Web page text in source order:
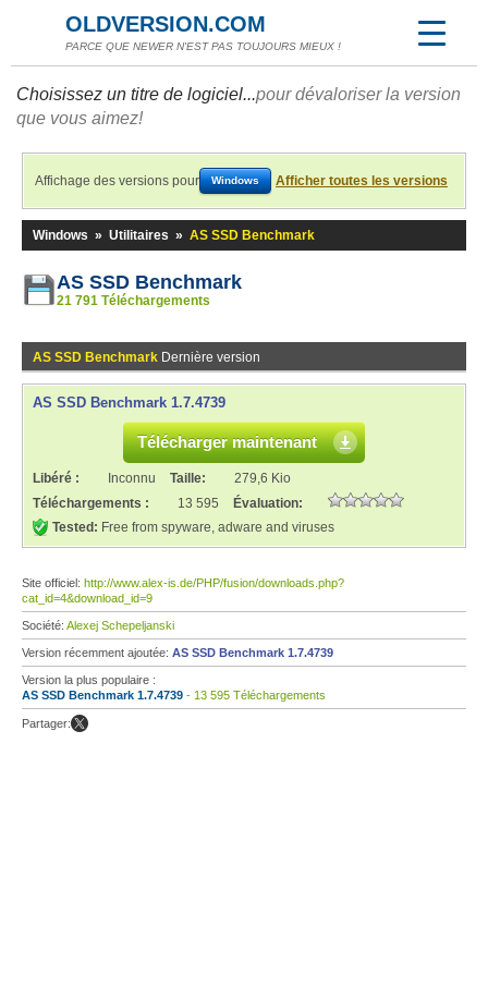
OLDVERSION.COM
PARCE QUE NEWER N'EST PAS TOUJOURS MIEUX !
Choisissez un titre de logiciel...pour dévaloriser la version
que vous aimez!
Affichage des versions pour Windows Afficher toutes les versions
Windows » Utilitaires » AS SSD Benchmark
AS SSD Benchmark
21 791 Téléchargements
AS SSD Benchmark Dernière version
AS SSD Benchmark 1.7.4739
Télécharger maintenant
Libéré : Inconnu Taille:
279,6 Kio
Téléchargements :
13 595
Évaluation:
Tested: Free from spyware, adware and viruses
Site officiel: http://www.alex-is.de/PHP/fusion/downloads.php?
cat_id=4&download_id=9
Société: Alexej Schepeljanski
Version récemment ajoutée: AS SSD Benchmark 1.7.4739
Version la plus populaire :
AS SSD Benchmark 1.7.4739 - 13 595 Téléchargements
Partager: